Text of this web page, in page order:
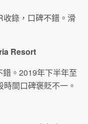
錄，口碑不錯。滑
Resort
。2019年下半年至
間口碑褒貶不一。